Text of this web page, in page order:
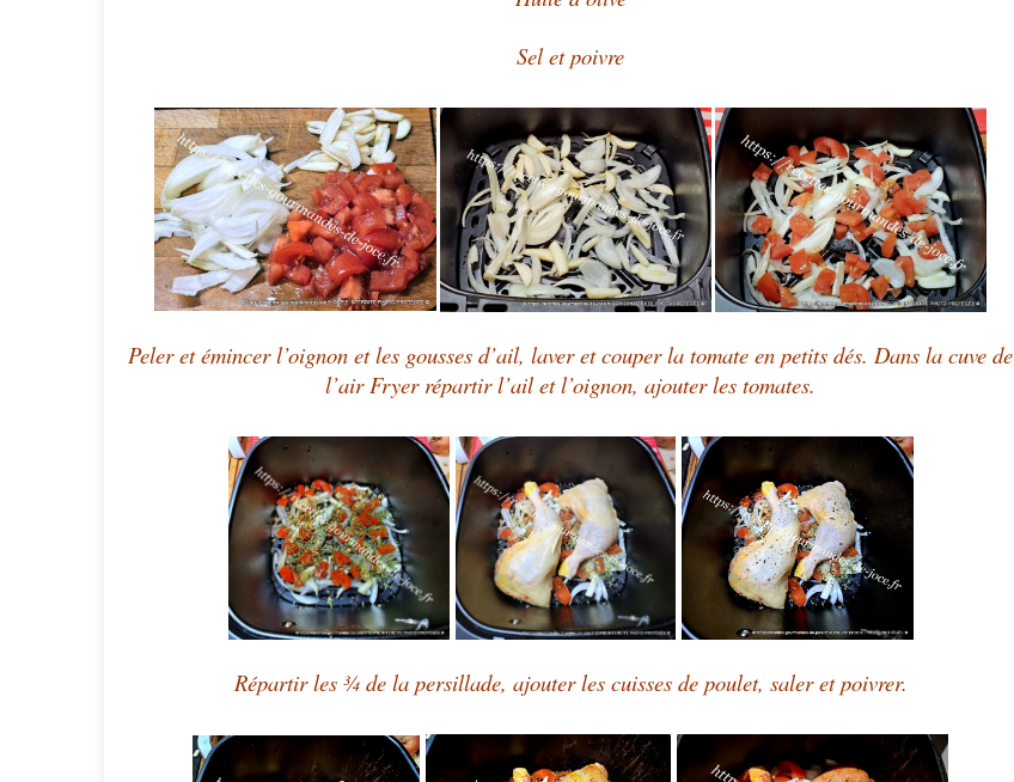
Sel et poivre
Peler et émincer l’oignon et les gousses d’ail, laver et couper la tomate en petits dés. Dans la cuve de
l’air Fryer répartir l’ail et l’oignon, ajouter les tomates.
Répartir les ¾ de la persillade, ajouter les cuisses de poulet, saler et poivrer.